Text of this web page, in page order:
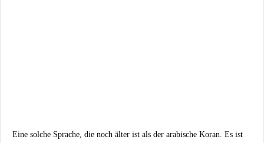
Eine solche Sprache, die noch älter ist als der arabische Koran. Es ist